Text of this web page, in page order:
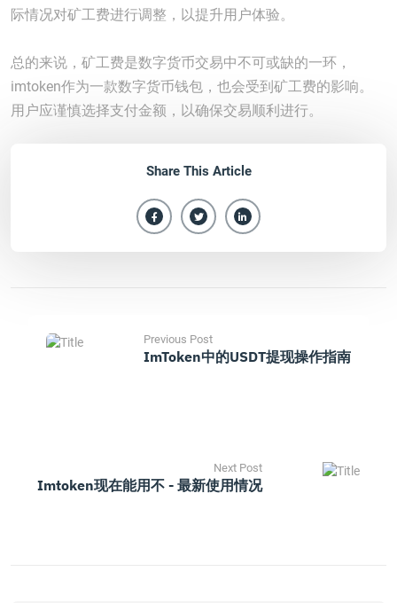
际情况对矿工费进行调整，以提升用户体验。
总的来说，矿工费是数字货币交易中不可或缺的一环，
imtoken作为一款数字货币钱包，也会受到矿工费的影响。
用户应谨慎选择支付金额，以确保交易顺利进行。
Share This Article
Previous Post
ImToken中的USDT提现操作指南
Next Post
Imtoken现在能用不 - 最新使用情况